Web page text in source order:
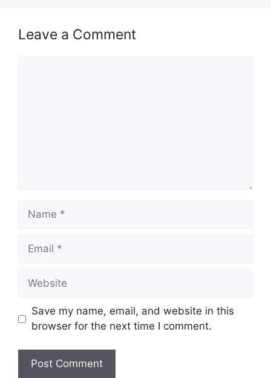
Leave a Comment
Name
Email
Website
Save my name, email, and website in this
browser for the next time I comment.